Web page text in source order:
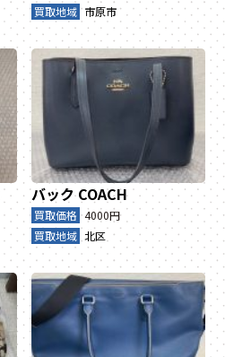
買取地域 市原市
バック COACH
買取価格 4000円
買取地域 北区